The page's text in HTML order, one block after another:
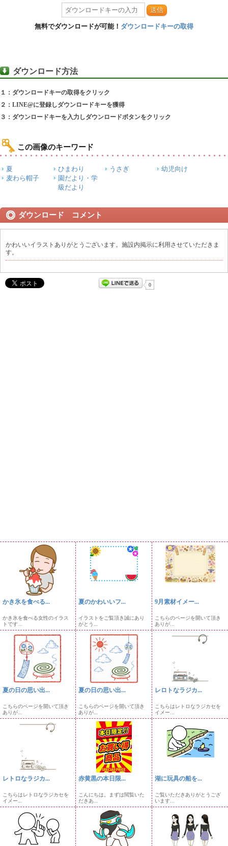
送信
無料でダウンロードが可能！ ダウンロードキーの取得
ダウンロード方法
１：ダウンロードキーの取得をクリック
２：LINE@に登録しダウンロードキーを獲得
３：ダウンロードキーを入力しダウンロードボタンをクリック
この画像のキーワード
夏 ひまわり うさぎ
幼児向け
麦わら帽子
園だより・学
級だより
ダウンロード コメント
かわいいイラストありがとうございます。施設内掲示に利用させていただきま
す。
0
かき氷を食べる...
かき氷を食べる女性のイラス
トです...
夏のかわいいフ...
イラストをご覧頂き誠にあり
がとう...
9月素材イメー...
こちらのページを開いて頂き
ありが...
夏の日の思い出...
こちらのページを開いて頂き
ありが...
夏の日の思い出...
こちらのページを開いて頂き
ありが...
レロトなラジカ...
こちらはレトロなラジカセを
イメー...
レトロなラジカ...
こちらはレトロなラジカセを
イメー...
赤黄黒の本日限...
こんにちは。まずは閲覧いた
だきあ...
湖に玩具の船を...
ご覧いただきありがとうござ
います...